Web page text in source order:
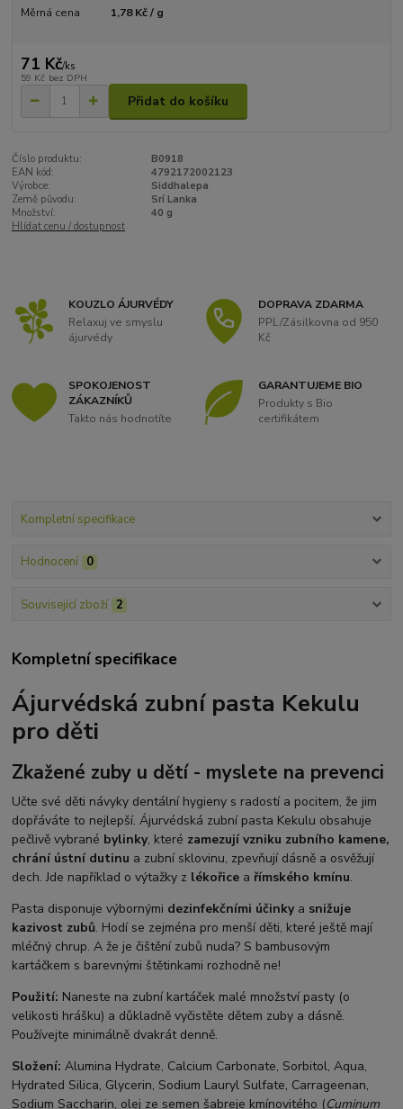
Měrná cena
1,78 Kč / g
71 Kč/ks
59 Kč bez DPH
Přidat do košíku
Číslo produktu:
B0918
EAN kód:
4792172002123
Výrobce:
Siddhalepa
Země původu:
Srí Lanka
Množství:
40 g
Hlídat cenu / dostupnost
KOUZLO ÁJURVÉDY
Relaxuj ve smyslu
ájurvédy
DOPRAVA ZDARMA
PPL/Zásilkovna od 950
Kč
SPOKOJENOST
ZÁKAZNÍKŮ
Takto nás hodnotíte
GARANTUJEME BIO
Produkty s Bio
certifikátem
Kompletní specifikace
Hodnocení 0
Související zboží 2
Kompletní specifikace
Ájurvédská zubní pasta Kekulu
pro děti
Zkažené zuby u dětí - myslete na prevenci
Učte své děti návyky dentální hygieny s radostí a pocitem, že jim
dopřáváte to nejlepší. Ájurvédská zubní pasta Kekulu obsahuje
pečlivě vybrané bylinky, které zamezují vzniku zubního kamene,
chrání ústní dutinu a zubní sklovinu, zpevňují dásně a osvěžují
dech. Jde například o výtažky z lékořice a římského kmínu.
Pasta disponuje výbornými dezinfekčními účinkya snižuje
kazivost zubů. Hodí se zejména pro menší děti, které ještě mají
mléčný chrup. A že je čištění zubů nuda? S bambusovým
kartáčkem s barevnými štětinkami rozhodně ne!
Použití: Naneste na zubní kartáček malé množství pasty (o
velikosti hrášku) a důkladně vyčistěte dětem zuby a dásně.
Používejte minimálně dvakrát denně.
Složení: Alumina Hydrate, Calcium Carbonate, Sorbitol, Aqua,
Hydrated Silica, Glycerin, Sodium Lauryl Sulfate, Carrageenan,
Sodium Saccharin, olej ze semen šabreje kmínovitého (Cuminum